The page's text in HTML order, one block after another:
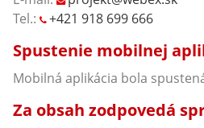
Tel.:
+421 918 699 666
Spustenie mobilnej
Mobilná aplikácia bola
Za obsah zodpovedá